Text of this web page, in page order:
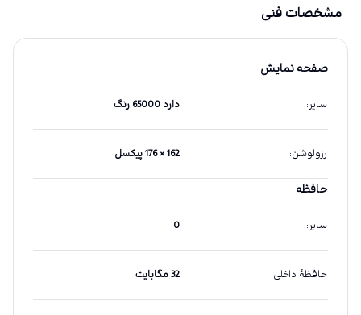
مشخصات فنی
صفحه نمایش
سایر: دارد 65000 رنگ
رزولوشن: 162 × 176 پیکسل
حافظه
سایر:
0
حافظهٔ داخلی: 32 مگابایت